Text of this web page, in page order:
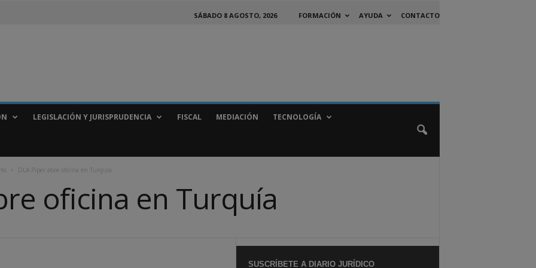
SÁBADO 8 AGOSTO, 2026 FORMACIÓN AYUDA CONTACTO
LEGISLACIÓN Y JURISPRUDENCIA FISCAL MEDIACIÓN TECNOLOGÍA
DLA Piper abre oficina en Turquía
oficina en Turquía
SUSCRÍBETE A DIARIO JURÍDICO